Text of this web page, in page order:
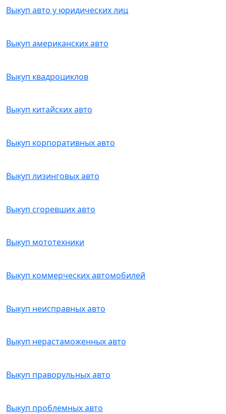
Выкуп авто у юридических лиц
Выкуп американских авто
Выкуп квадроциклов
Выкуп китайских авто
Выкуп корпоративных авто
Выкуп лизинговых авто
Выкуп сгоревших авто
Выкуп мототехники
Выкуп коммерческих автомобилей
Выкуп неисправных авто
Выкуп нерастаможенных авто
Выкуп праворульных авто
Выкуп проблемных авто